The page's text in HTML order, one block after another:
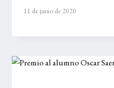
11 de junio de 2020